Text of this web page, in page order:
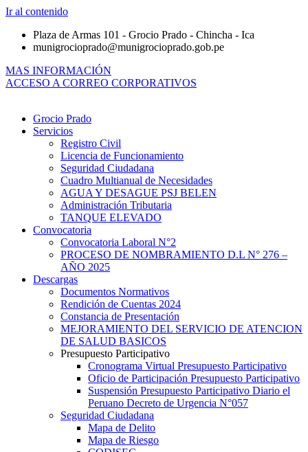
Ir al contenido
Plaza de Armas 101 - Grocio Prado - Chincha - Ica
munigrocioprado@munigrocioprado.gob.pe
MAS INFORMACIÓN
ACCESO A CORREO CORPORATIVOS
Grocio Prado
Servicios
Registro Civil
Licencia de Funcionamiento
Seguridad Ciudadana
Cuadro Multianual de Necesidades
AGUA Y DESAGUE PSJ BELEN
Administración Tributaria
TANQUE ELEVADO
Convocatoria
Convocatoria Laboral N°2
PROCESO DE NOMBRAMIENTO D.L N° 276 –
AÑO 2025
Descargas
Documentos Normativos
Rendición de Cuentas 2024
Constancia de Presentación
MEJORAMIENTO DEL SERVICIO DE ATENCION
DE SALUD BASICOS
Presupuesto Participativo
Cronograma Virtual Presupuesto Participativo
Oficio de Participación Presupuesto Participativo
Suspensión Presupuesto Participativo Diario el
Peruano Decreto de Urgencia N°057
Seguridad Ciudadana
Mapa de Delito
Mapa de Riesgo